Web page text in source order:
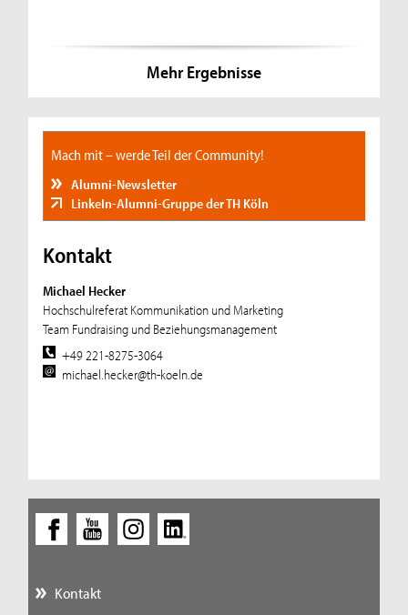
Mehr Ergebnisse
Mach mit – werde Teil der Community!
Alumni-Newsletter
LinkeIn-Alumni-Gruppe der TH Köln
Kontakt
Michael Hecker
Hochschulreferat Kommunikation und Marketing
Team Fundraising und Beziehungsmanagement
+49 221-8275-3064
michael.hecker@th-koeln.de
Kontakt